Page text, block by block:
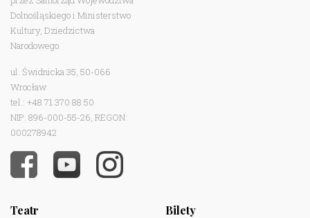
Dolnośląskiego i Ministerstwo
Kultury, Dziedzictwa
Narodowego.
ul. Świdnicka 35, 50-066
Wrocław
tel.: +48 71 370 88 50
NIP: 896-000-55-26, REGON:
000278942
Teatr Bilety